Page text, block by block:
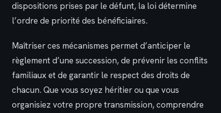
dispositions prises par le défunt, la loi détermine
l’ordre de priorité des bénéficiaires.
Maîtriser ces mécanismes permet d’anticiper le
règlement d’une succession, de prévenir les conflits
familiaux et de garantir le respect des droits de
chacun. Que vous soyez héritier ou que vous
organisiez votre propre transmission, comprendre